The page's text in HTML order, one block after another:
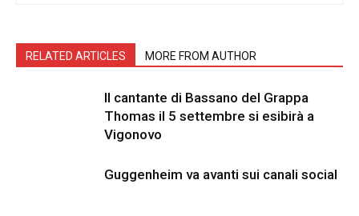
RELATED ARTICLES MORE FROM AUTHOR
Il cantante di Bassano del Grappa
Thomas il 5 settembre si esibirà a
Vigonovo
Guggenheim va avanti sui canali social